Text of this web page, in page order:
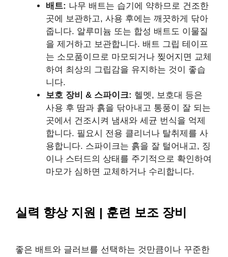
배트: 나무 배트는 습기에 약하므로 건조한
곳에 보관하고, 사용 후에는 깨끗하게 닦아
줍니다. 알루미늄 또는 합성 배트도 이물질
을 제거하고 보관합니다. 배트 그립 테이프
는 소모품이므로 마모되거나 찢어지면 교체
하여 최상의 그립감을 유지하는 것이 좋습
니다.
보호 장비 & 스파이크: 헬멧, 보호대 등은
사용 후 땀과 흙을 닦아내고 통풍이 잘 되는
곳에서 건조시켜 냄새와 세균 번식을 억제
합니다. 필요시 전용 클리너나 탈취제를 사
용합니다. 스파이크는 흙을 잘 털어내고, 징
이나 스터드의 상태를 주기적으로 확인하여
마모가 심하면 교체하거나 수리합니다.
실력 향상 지원 | 훈련 보조 장비
좋은 배트와 글러브를 선택하는 것만큼이나 꾸준한